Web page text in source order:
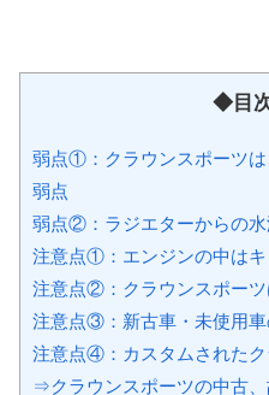
◆目
弱点①：クラウンスポーツ
弱点
弱点②：ラジエターからの
注意点①：エンジンの中はキ
注意点②：クラウンスポーツ
注意点③：新古車・未使用車
注意点④：カスタムされた
⇒クラウンスポーツの中古